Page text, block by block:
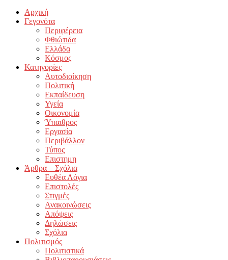
Facebook
Twitter
Instagram
Youtube
Email
Αρχική
Γεγονότα
Περιφέρεια
Φθιώτιδα
Ελλάδα
Κόσμος
Κατηγορίες
Αυτοδιοίκηση
Πολιτική
Εκπαίδευση
Υγεία
Οικονομία
Ύπαιθρος
Εργασία
Περιβάλλον
Τύπος
Επιστημη
Άρθρα – Σχόλια
Ευθέα Λόγια
Επιστολές
Στιγμές
Ανακοινώσεις
Απόψεις
Δηλώσεις
Σχόλια
Πολιτισμός
Πολιτιστικά